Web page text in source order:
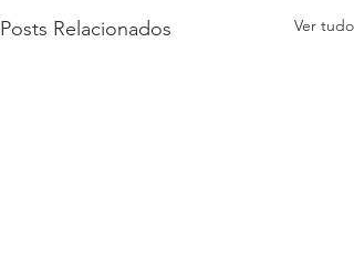
Posts Relacionados Ver tudo